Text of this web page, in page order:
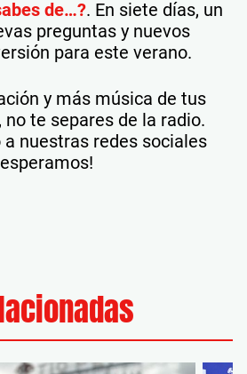
de…?. En siete días, un
preguntas y nuevos
para este verano.
y más música de tus
te separes de la radio.
a nuestras redes sociales
esperamos!